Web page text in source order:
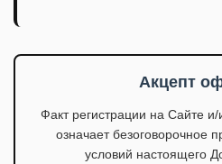
Акцепт
Факт регистрации на Сайте
означает безоговорочное
условий настоящего